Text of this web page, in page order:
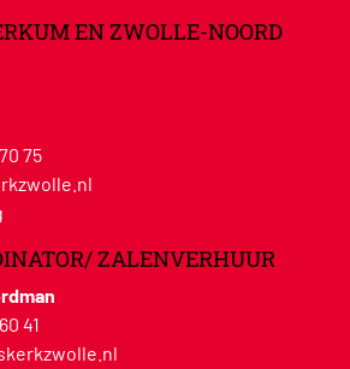
EN ZWOLLE-NOORD
75
ZALENVERHUUR
41